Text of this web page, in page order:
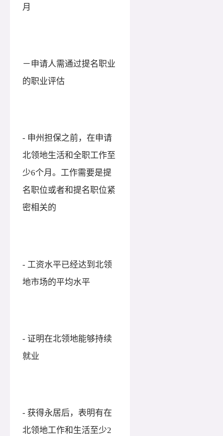
月
－申请人需通过提名职业
的职业评估
- 申州担保之前，在申请
北领地生活和全职工作至
少6个月。工作需要是提
名职位或者和提名职位紧
密相关的
- 工资水平已经达到北领
地市场的平均水平
- 证明在北领地能够持续
就业
- 获得永居后，表明有在
北领地工作和生活至少2